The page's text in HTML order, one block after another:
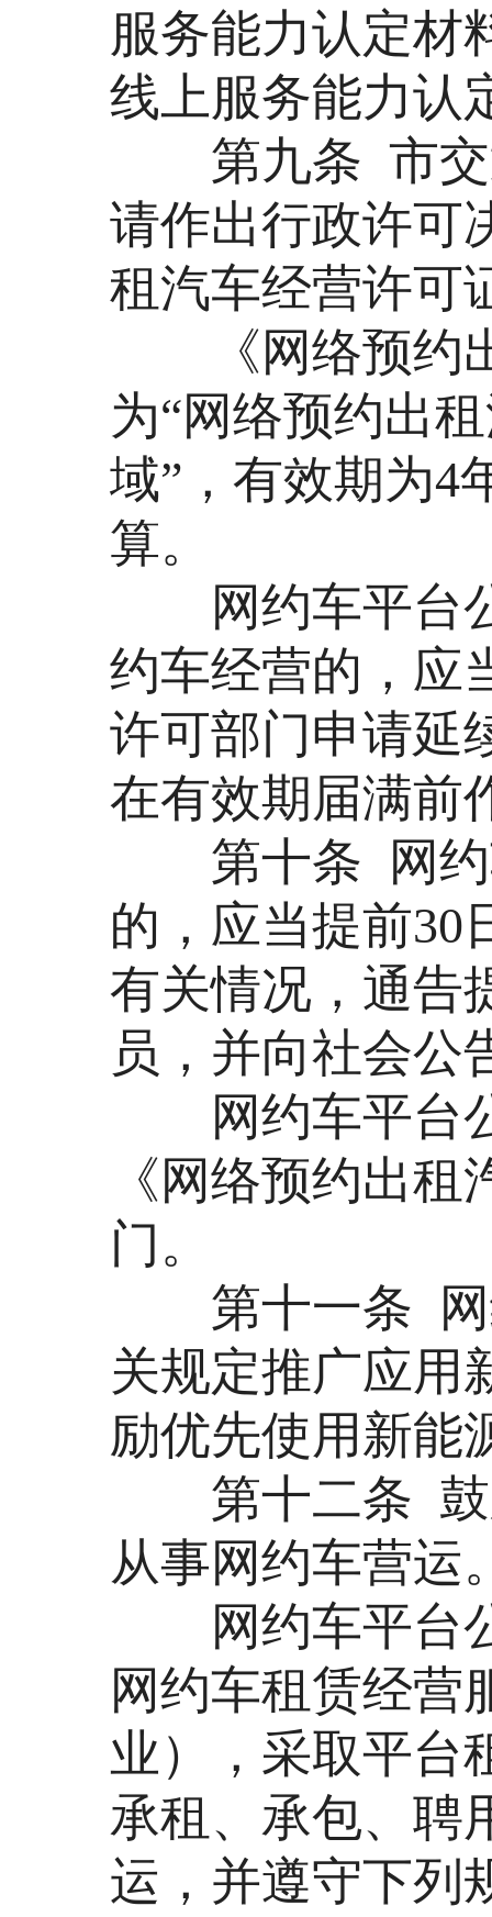
服务能力认定材
线上服务能力认
第九条 市交
请作出行政许可
租汽车经营许可
《网络预约出
为“网络预约出
域”，有效期为4
算。
网约车平台公
约车经营的，应
许可部门申请延
在有效期届满前
第十条 网约
的，应当提前30
有关情况，通告
员，并向社会公
网约车平台公
《网络预约出
门。
第十一条 网
关规定推广应用
励优先使用新能
第十二条 鼓
从事网约车营运
网约车平台公
网约车租赁经营
业），采取平台
承租、承包、聘
运，并遵守下列